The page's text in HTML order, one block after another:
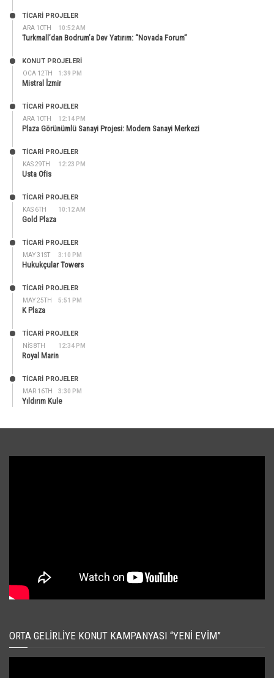
ARA 10TH 10:52 AM
TİCARİ PROJELER
Turkmall’dan Bodrum’a Dev Yatırım: “Novada Forum”
OCA 12TH 1:39 PM
KONUT PROJELERI
Mistral İzmir
ARA 10TH 12:14 PM
TİCARİ PROJELER
Plaza Görünümlü Sanayi Projesi: Modern Sanayi Merkezi
KAS 29TH 12:23 PM
TİCARİ PROJELER
Usta Ofis
KAS 6TH 10:12 AM
TİCARİ PROJELER
Gold Plaza
MAY 31ST 3:10 PM
TİCARİ PROJELER
Hukukçular Towers
MAY 25TH 5:51 PM
TİCARİ PROJELER
K Plaza
NIS 8TH 12:34 PM
TİCARİ PROJELER
Royal Marin
MAR 16TH 3:30 PM
TİCARİ PROJELER
Yıldırım Kule
ORTA GELIRLIYE KONUT KAMPANYASI “YENI EVIM”